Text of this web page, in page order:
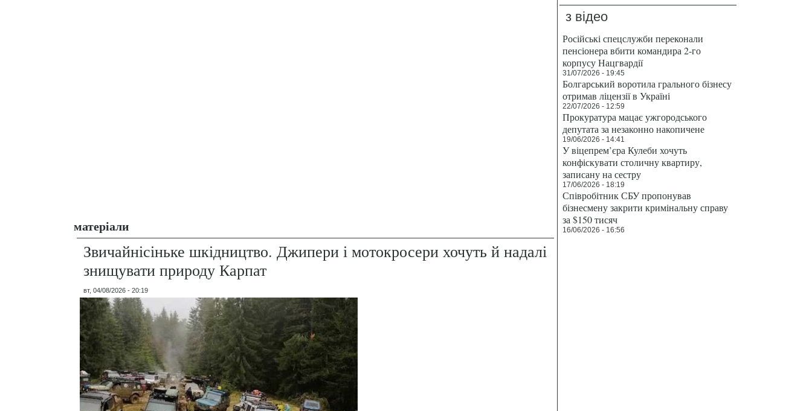
матеріали
Звичайнісіньке шкідництво. Джипери і мотокросери хочуть й надалі
знищувати природу Карпат
вт, 04/08/2026 - 20:19
з відео
Російські спецслужби переконали
пенсіонера вбити командира 2-го
корпусу Нацгвардії
31/07/2026 - 19:45
Болгарський воротила грального бізнесу
отримав ліцензії в Україні
22/07/2026 - 12:59
Прокуратура мацає ужгородського
депутата за незаконно накопичене
19/06/2026 - 14:41
У віцепрем’єра Кулеби хочуть
конфіскувати столичну квартиру,
записану на сестру
17/06/2026 - 18:19
Співробітник СБУ пропонував
бізнесмену закрити кримінальну справу
за $150 тисяч
16/06/2026 - 16:56